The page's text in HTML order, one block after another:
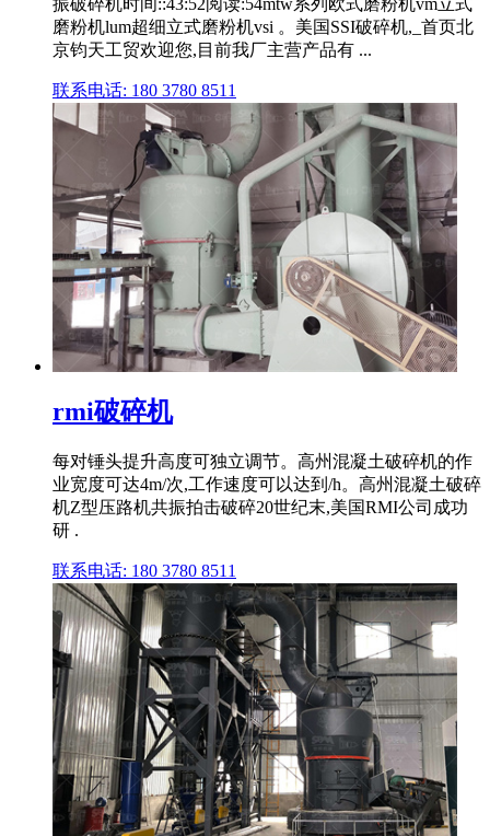
磨粉机lum超细立式磨粉机vsi 。美国SSI破碎机,_首页北
京钧天工贸欢迎您,目前我厂主营产品有 ...
联系电话: 180 3780 8511
rmi破碎机
每对锤头提升高度可独立调节。高州混凝土破碎机的作
业宽度可达4m/次,工作速度可以达到/h。高州混凝土破碎
机Z型压路机共振拍击破碎20世纪末,美国RMI公司成功
研 .
联系电话: 180 3780 8511